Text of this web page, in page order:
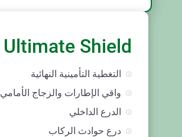
Ultimate Shield
التغطية التأمينية النهائية
واقي الإطارات والزجاج الأمامي
الدرع الداخلي
درع حوادث الركاب